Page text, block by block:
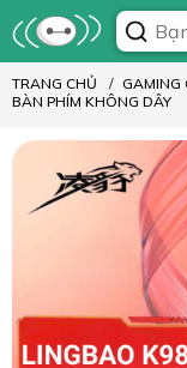
TRANG CHỦ GAMING
BÀN PHÍM KHÔNG DÂY